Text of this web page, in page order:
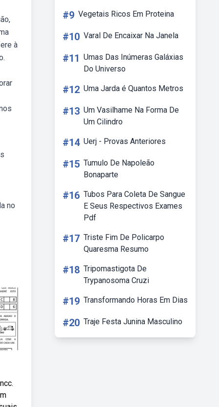
à
no
#9 Vegetais Ricos Em Proteina
#10 Varal De Encaixar Na Janela
#11 Umas Das Inúmeras Galáxias
Do Universo
#12 Uma Jarda é Quantos Metros
#13 Um Vasilhame Na Forma De
Um Cilindro
#14 Uerj - Provas Anteriores
#15 Tumulo De Napoleão
Bonaparte
#16 Tubos Para Coleta De Sangue
E Seus Respectivos Exames
Pdf
#17 Triste Fim De Policarpo
Quaresma Resumo
#18 Tripomastigota De
Trypanosoma Cruzi
#19 Transformando Horas Em Dias
#20 Traje Festa Junina Masculino